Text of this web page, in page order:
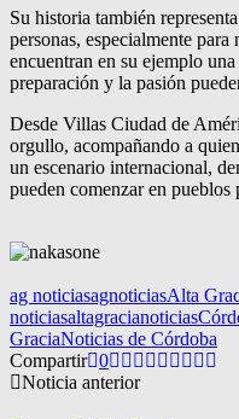
Su historia también
personas, especialmente
encuentran en su ejemplo
preparación y la pasión
Desde Villas Ciudad de
orgullo, acompañando a
un escenario internacional,
pueden comenzar en
ag noticiasagnoticiasAlta
noticiasaltagracianoticias
GraciaNoticias de Córdoba
Compartir 0
Noticia anterior